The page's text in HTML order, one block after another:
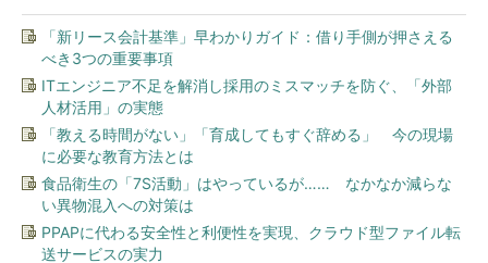
「新リース会計基準」早わかりガイド：借り手側が押さえる
べき3つの重要事項
ITエンジニア不足を解消し採用のミスマッチを防ぐ、「外部
人材活用」の実態
「教える時間がない」「育成してもすぐ辞める」 今の現場
に必要な教育方法とは
食品衛生の「7S活動」はやっているが…… なかなか減らな
い異物混入への対策は
PPAPに代わる安全性と利便性を実現、クラウド型ファイル転
送サービスの実力